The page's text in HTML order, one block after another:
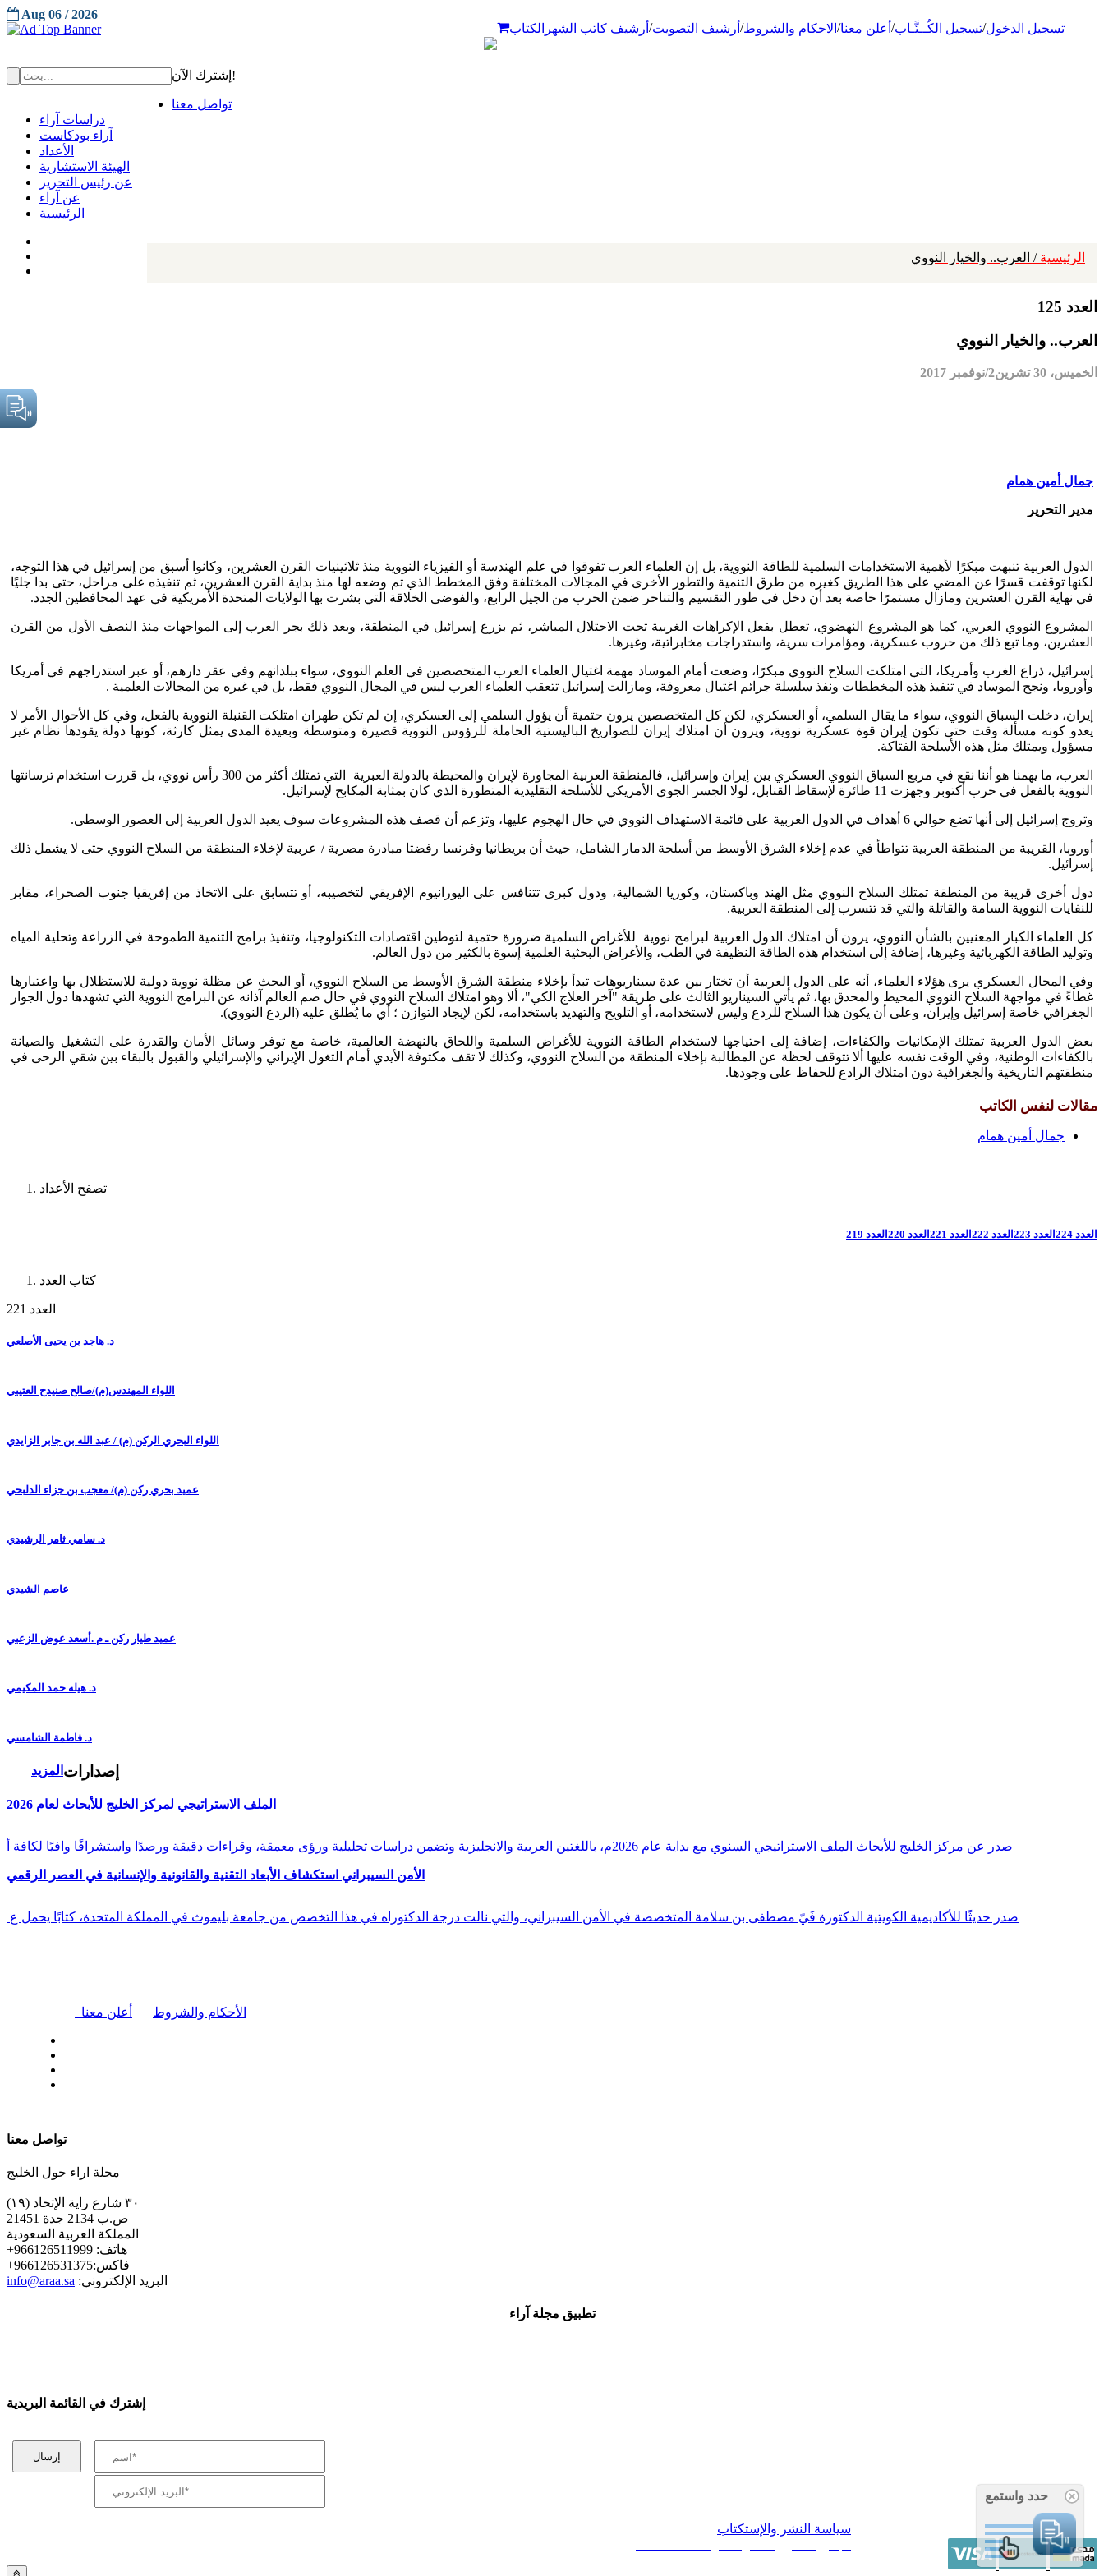
تسجيل الدخول/تسجيل الكُــتَّـاب/ أعلن معنا/ الاحكام والشروط/ أرشيف التصويت/ أرشيف كاتب الشهر الكتاب
Aug 06 / 2026
إشترك الآن!
تواصل معنا
دراسات آراء
آراء بودكاست
الأعداد
الهيئة الاستشارية
عن رئيس التحرير
عن آراء
الرئيسية
الرئيسية / العرب.. والخيار النووي
العدد 125
العرب.. والخيار النووي
الخميس، 30 تشرين2/نوفمبر 2017
جمال أمين همام
مدير التحرير
الدول العربية تنبهت مبكرًا لأهمية الاستخدامات السلمية للطاقة النووية، بل إن العلماء العرب تفوقوا في علم الهندسة أو الفيزياء النووية منذ ثلاثينيات القرن العشرين، وكانوا أسبق من إسرائيل في هذا التوجه،
لكنها توقفت قسرًا عن المضي على هذا الطريق كغيره من طرق التنمية والتطور الأخرى في المجالات المختلفة وفق المخطط الذي تم وضعه لها منذ بداية القرن العشرين، ثم تنفيذه على مراحل، حتى بدا جليًا
في نهاية القرن العشرين ومازال مستمرًا خاصة بعد أن دخل في طور التقسيم والتناحر ضمن الحرب من الجيل الرابع، والفوضى الخلاقة التي بشرت بها الولايات المتحدة الأمريكية في عهد المحافظين الجدد.
المشروع النووي العربي، كما هو المشروع النهضوي، تعطل بفعل الإكراهات الغربية تحت الاحتلال المباشر، ثم بزرع إسرائيل في المنطقة، وبعد ذلك بجر العرب إلى المواجهات منذ النصف الأول من القرن
العشرين، وما تبع ذلك من حروب عسكرية، ومؤامرات سرية، واستدراجات مخابراتية، وغيرها.
إسرائيل، ذراع الغرب وأمريكا، التي امتلكت السلاح النووي مبكرًا، وضعت أمام الموساد مهمة اغتيال العلماء العرب المتخصصين في العلم النووي، سواء ببلدانهم وفي عقر دارهم، أو عبر استدراجهم في أمريكا
وأوروبا، ونجح الموساد في تنفيذ هذه المخططات ونفذ سلسلة جرائم اغتيال معروفة، ومازالت إسرائيل تتعقب العلماء العرب ليس في المجال النووي فقط، بل في غيره من المجالات العلمية .
إيران، دخلت السباق النووي، سواء ما يقال السلمي، أو العسكري، لكن كل المتخصصين يرون حتمية أن يؤول السلمي إلى العسكري، إن لم تكن طهران امتلكت القنبلة النووية بالفعل، وفي كل الأحوال الأمر لا
يعدو كونه مسألة وقت حتى تكون إيران قوة عسكرية نووية، ويرون أن امتلاك إيران للصواريخ الباليستية الحاملة للرؤوس النووية قصيرة ومتوسطة وبعيدة المدى يمثل كارثة، كونها دولة يقودها نظام غير
مسؤول ويمتلك مثل هذه الأسلحة الفتاكة.
العرب، ما يهمنا هو أننا نقع في مربع السباق النووي العسكري بين إيران وإسرائيل، فالمنطقة العربية المجاورة لإيران والمحيطة بالدولة العبرية التي تمتلك أكثر من 300 رأس نووي، بل قررت استخدام ترسانتها
النووية بالفعل في حرب أكتوبر وجهزت 11 طائرة لإسقاط القنابل، لولا الجسر الجوي الأمريكي للأسلحة التقليدية المتطورة الذي كان بمثابة المكابح لإسرائيل.
وتروج إسرائيل إلى أنها تضع حوالي 6 أهداف في الدول العربية على قائمة الاستهداف النووي في حال الهجوم عليها، وتزعم أن قصف هذه المشروعات سوف يعيد الدول العربية إلى العصور الوسطى.
أوروبا، القريبة من المنطقة العربية تتواطأ في عدم إخلاء الشرق الأوسط من أسلحة الدمار الشامل، حيث أن بريطانيا وفرنسا رفضتا مبادرة مصرية / عربية لإخلاء المنطقة من السلاح النووي حتى لا يشمل ذلك
إسرائيل.
دول أخرى قريبة من المنطقة تمتلك السلاح النووي مثل الهند وباكستان، وكوريا الشمالية، ودول كبرى تتنافس على اليورانيوم الإفريقي لتخصيبه، أو تتسابق على الاتخاذ من إفريقيا جنوب الصحراء، مقابر
للنفايات النووية السامة والقاتلة والتي قد تتسرب إلى المنطقة العربية.
كل العلماء الكبار المعنيين بالشأن النووي، يرون أن امتلاك الدول العربية لبرامج نووية للأغراض السلمية ضرورة حتمية لتوطين اقتصادات التكنولوجيا، وتنفيذ برامج التنمية الطموحة في الزراعة وتحلية المياه
وتوليد الطاقة الكهربائية وغيرها، إضافة إلى استخدام هذه الطاقة النظيفة في الطب، والأغراض البحثية العلمية إسوة بالكثير من دول العالم.
وفي المجال العسكري يرى هؤلاء العلماء، أنه على الدول العربية أن تختار بين عدة سيناريوهات تبدأ بإخلاء منطقة الشرق الأوسط من السلاح النووي، أو البحث عن مظلة نووية دولية للاستظلال بها واعتبارها
غطاءً في مواجهة السلاح النووي المحيط والمحدق بها، ثم يأتي السيناريو الثالث على طريقة "آخر العلاج الكي"، ألا وهو امتلاك السلاح النووي في حال صم العالم آذانه عن البرامج النووية التي تشهدها دول الجوار
الجغرافي خاصة إسرائيل وإيران، وعلى أن يكون هذا السلاح للردع وليس لاستخدامه، أو التلويح والتهديد باستخدامه، لكن لإيجاد التوازن ؛ أي ما يُطلق عليه (الردع النووي).
بعض الدول العربية تمتلك الإمكانيات والكفاءات، إضافة إلى احتياجها لاستخدام الطاقة النووية للأغراض السلمية واللحاق بالنهضة العالمية، خاصة مع توفر وسائل الأمان والقدرة على التشغيل والصيانة
بالكفاءات الوطنية، وفي الوقت نفسه عليها ألا تتوقف لحظة عن المطالبة بإخلاء المنطقة من السلاح النووي، وكذلك لا تقف مكتوفة الأيدي أمام التغول الإيراني والإسرائيلي والقبول بالبقاء بين شقي الرحى في
منطقتهم التاريخية والجغرافية دون امتلاك الرادع للحفاظ على وجودها.
مقالات لنفس الكاتب
جمال أمين همام
تصفح الأعداد
العدد 224 العدد 223 العدد 222 العدد 221 العدد 220 العدد 219
كتاب العدد
العدد 221
د. هاجد بن يحيى الأصلعي
اللواء المهندس(م)/صالح صنيدح العتيبي
اللواء البحري الركن (م) / عبد الله بن جابر الزايدي
عميد بحري ركن (م)/ معجب بن جزاء الدلبحي
د. سامي ثامر الرشيدي
عاصم الشيدي
عميد طيار ركن ـ م .أسعد عوض الزعبي
د. هيله حمد المكيمي
د. فاطمة الشامسي
المزيد إصدارات
الملف الاستراتيجي لمركز الخليج للأبحاث لعام 2026
صدر عن مركز الخليج للأبحاث الملف الاستراتيجي السنوي مع بداية عام 2026م، باللغتين العربية والانجليزية وتضمن دراسات تحليلية ورؤى معمقة، وقراءات دقيقة ورصدًا واستشرافًا وافيًا لكافة أ
الأمن السيبراني استكشاف الأبعاد التقنية والقانونية والإنسانية في العصر الرقمي
صدر حديثًا للأكاديمية الكويتية الدكتورة فَيّ مصطفى بن سلامة المتخصصة في الأمن السيبراني، والتي نالت درجة الدكتوراه في هذا التخصص من جامعة بليموث في المملكة المتحدة، كتابًا يحمل ع
أعلن معنا الأحكام والشروط
تواصل معنا
مجلة اراء حول الخليج
٣٠ شارع راية الإتحاد (١٩)
ص.ب 2134 جدة 21451
المملكة العربية السعودية
+هاتف: 966126511999
+فاكس:966126531375
info@araa.sa :البريد الإلكتروني
تطبيق مجلة آراء
إشترك في القائمة البريدية
سياسة النشر والإستكتاب
حدد واستمع